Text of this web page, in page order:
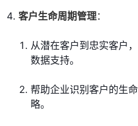
客户生命周期管理：
从潜在客户到忠实客户
数据支持。
帮助企业识别客户的生
略。